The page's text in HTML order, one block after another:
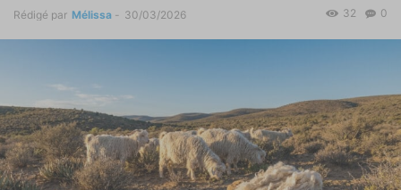
Rédigé par Mélissa - 30/03/2026 0
32